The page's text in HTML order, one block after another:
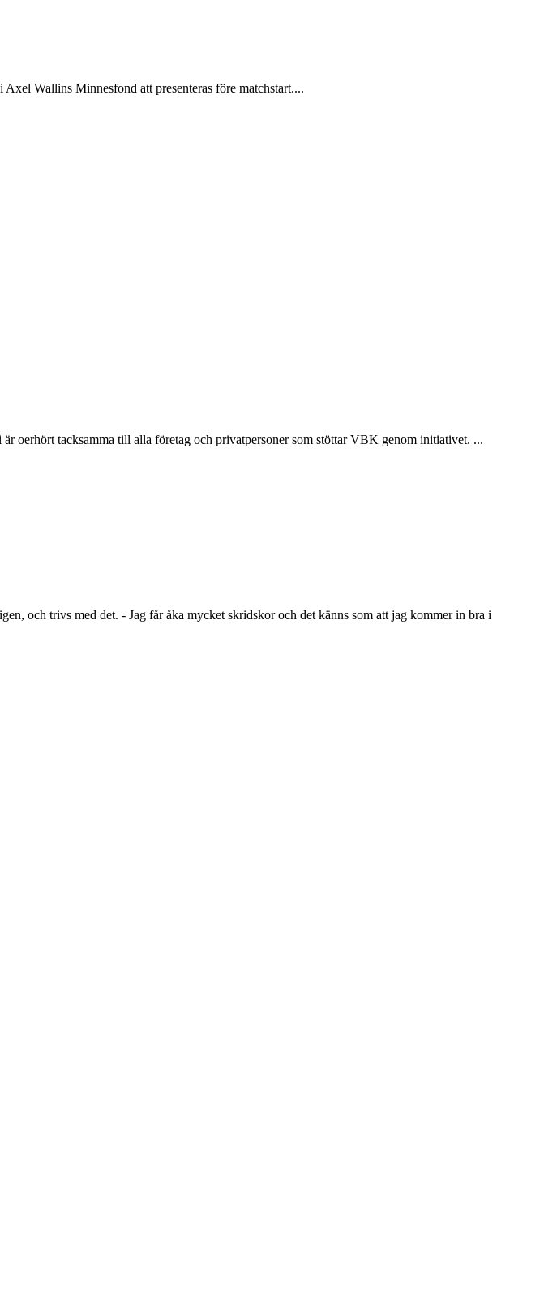
Wallins Minnesfond att presenteras före matchstart....
oerhört tacksamma till alla företag och privatpersoner som stöttar VBK genom initiativet. ...
och trivs med det. - Jag får åka mycket skridskor och det känns som att jag kommer in bra i